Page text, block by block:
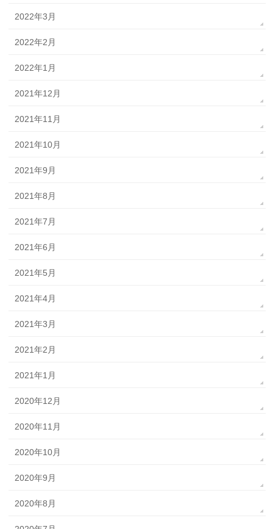
2022年3月
2022年2月
2022年1月
2021年12月
2021年11月
2021年10月
2021年9月
2021年8月
2021年7月
2021年6月
2021年5月
2021年4月
2021年3月
2021年2月
2021年1月
2020年12月
2020年11月
2020年10月
2020年9月
2020年8月